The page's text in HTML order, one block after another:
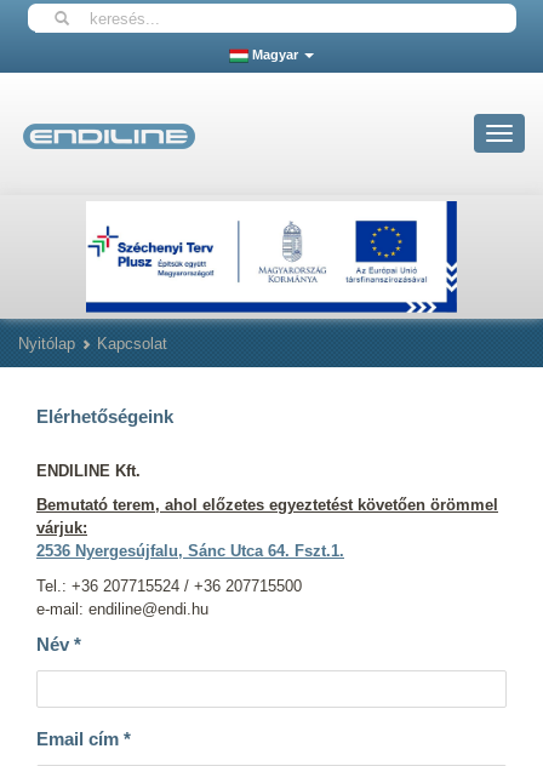
Magyar
Toggle
Nyitólap Kapcsolat
Elérhetőségeink
ENDILINE Kft.
Bemutató terem, ahol előzetes egyeztetést követően örömmel
várjuk:
2536 Nyergesújfalu, Sánc Utca 64. Fszt.1.
Tel.: +36 207715524 / +36 207715500
e-mail: endiline@endi.hu
Név *
Email cím *